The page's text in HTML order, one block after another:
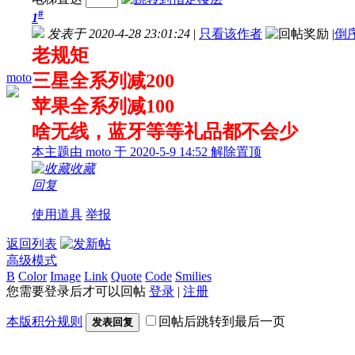
moto
1#
发表于 2020-4-28 23:01:24 | 只看该作者 |倒
老规矩
三星全系列减200
苹果全系列减100
啥无线，蓝牙等等礼品都不会少
本主题由 moto 于 2020-5-9 14:52 解除置顶
收藏
回复
使用道具 举报
返回列表
高级模式
B Color Image Link Quote Code Smilies
您需要登录后才可以回帖 登录 | 注册
本版积分规则 发表回复 回帖后跳转到最后一页